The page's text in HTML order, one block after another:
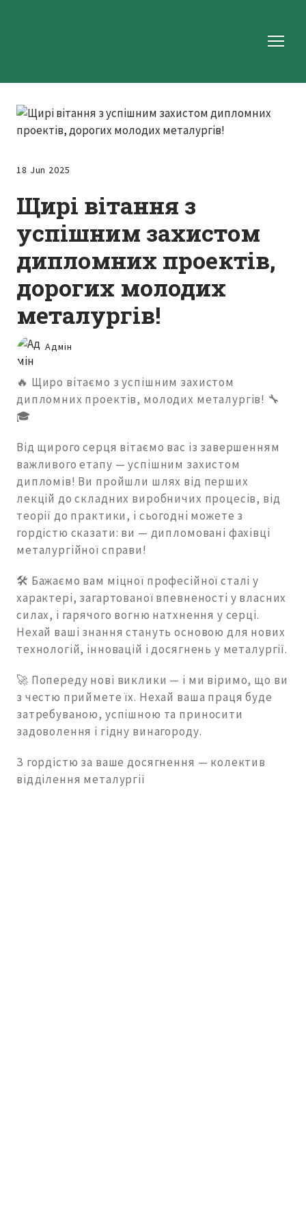
18 Jun 2025
Щирі вітання з
успішним захистом
дипломних проектів,
дорогих молодих
металургів!
Адмін
🔥 Щиро вітаємо з успішним захистом
дипломних проектів, молодих металургів! 🔧
🎓
Від щирого серця вітаємо вас із завершенням
важливого етапу — успішним захистом
дипломів! Ви пройшли шлях від перших
лекцій до складних виробничих процесів, від
теорії до практики, і сьогодні можете з
гордістю сказати: ви — дипломовані фахівці
металургійної справи!
🛠 Бажаємо вам міцної професійної сталі у
характері, загартованої впевненості у власних
силах, і гарячого вогню натхнення у серці.
Нехай ваші знання стануть основою для нових
технологій, інновацій і досягнень у металургії.
🚀 Попереду нові виклики — і ми віримо, що ви
з честю приймете їх. Нехай ваша праця буде
затребуваною, успішною та приносити
задоволення і гідну винагороду.
З гордістю за ваше досягнення — колектив
відділення металургії